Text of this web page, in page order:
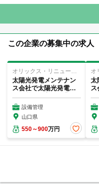
この企業の募集中の求人
オリックス・リニューアブルエナジー・マネジメント株式会社
太陽光発電メンテナン
ス会社で太陽光発電所
の運営・保守管理業
務...設備管理
山口県
550～900万円
太
ス
の
務